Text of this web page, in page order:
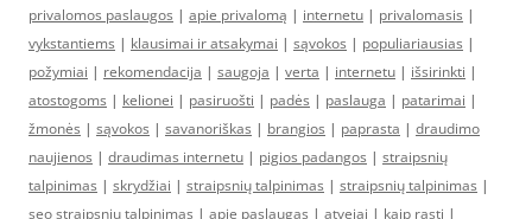
privalomos paslaugos | apie privalomą | internetu | privalomasis |
vykstantiems | klausimai ir atsakymai | sąvokos | populiariausias |
požymiai | rekomendacija | saugoja | verta | internetu | išsirinkti |
atostogoms | kelionei | pasiruošti | padės | paslauga | patarimai |
žmonės | sąvokos | savanoriškas | brangios | paprasta | draudimo
naujienos | draudimas internetu | pigios padangos | straipsnių
talpinimas | skrydžiai | straipsnių talpinimas | straipsnių talpinimas |
seo straipsniu talpinimas | apie paslaugas | atvejai | kaip rasti |